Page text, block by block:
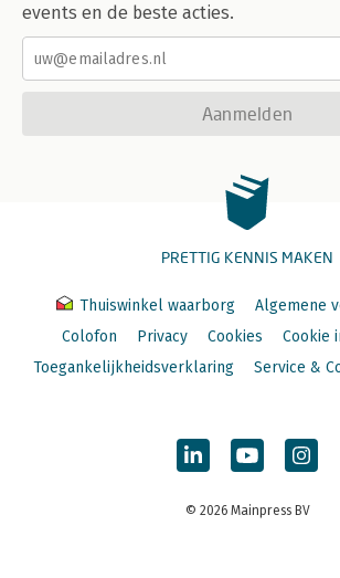
events en de beste acties.
Aanmelden
PRETTIG KENNIS MAKEN
Thuiswinkel waarborg
Algemene
Colofon
Privacy Cookies
Cookie
Toegankelijkheidsverklaring
Service &
© 2026 Mainpress BV